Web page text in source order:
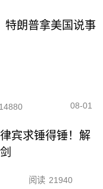
特朗普拿美国说事
14880 08-01
宾求锤得锤！解
阅读 21940